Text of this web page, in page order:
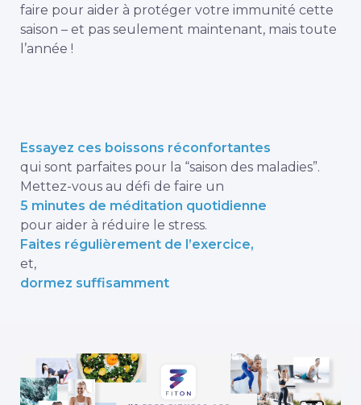
faire pour aider à protéger votre immunité cette
saison – et pas seulement maintenant, mais toute
l’année !
Essayez ces boissons réconfortantes
qui sont parfaites pour la “saison des maladies”.
Mettez-vous au défi de faire un
5 minutes de méditation quotidienne
pour aider à réduire le stress.
Faites régulièrement de l’exercice,
et,
dormez suffisamment